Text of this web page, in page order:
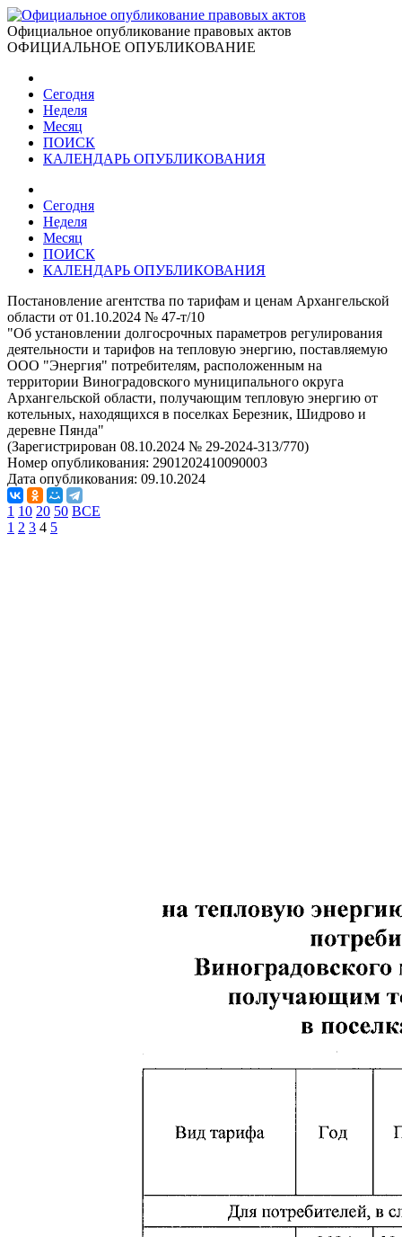
Официальное опубликование правовых актов
ОФИЦИАЛЬНОЕ ОПУБЛИКОВАНИЕ
Сегодня
Неделя
Месяц
ПОИСК
КАЛЕНДАРЬ ОПУБЛИКОВАНИЯ
Сегодня
Неделя
Месяц
ПОИСК
КАЛЕНДАРЬ ОПУБЛИКОВАНИЯ
Постановление агентства по тарифам и ценам Архангельской
области от 01.10.2024 № 47-т/10
"Об установлении долгосрочных параметров регулирования
деятельности и тарифов на тепловую энергию, поставляемую
ООО "Энергия" потребителям, расположенным на
территории Виноградовского муниципального округа
Архангельской области, получающим тепловую энергию от
котельных, находящихся в поселках Березник, Шидрово и
деревне Пянда"
(Зарегистрирован 08.10.2024 № 29-2024-313/770)
Номер опубликования: 2901202410090003
Дата опубликования: 09.10.2024
1 10 20 50 ВСЕ
1 2 3 4 5